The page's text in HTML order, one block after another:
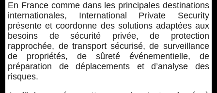
En France comme dans les principales destinations
internationales, International Private Security
présente et coordonne des solutions adaptées aux
besoins de sécurité privée, de protection
rapprochée, de transport sécurisé, de surveillance
de propriétés, de sûreté événementielle, de
préparation de déplacements et d’analyse des
risques.